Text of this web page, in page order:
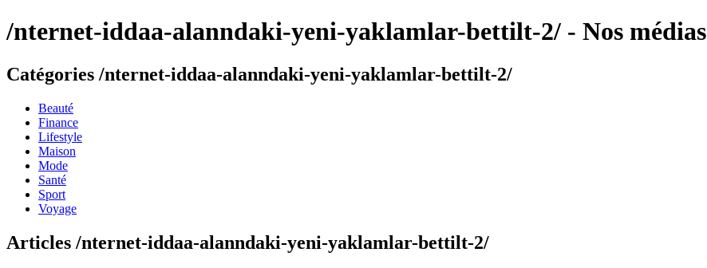
/nternet-iddaa-alanndaki-yeni-yaklamlar-bettilt-2/ - Nos médias
Catégories /nternet-iddaa-alanndaki-yeni-yaklamlar-bettilt-2/
Beauté
Finance
Lifestyle
Maison
Mode
Santé
Sport
Voyage
Articles /nternet-iddaa-alanndaki-yeni-yaklamlar-bettilt-2/